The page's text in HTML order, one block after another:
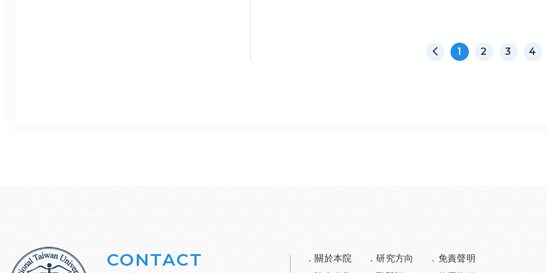
1 2 3 4
CONTACT
關於本院
研究方向
免責聲明